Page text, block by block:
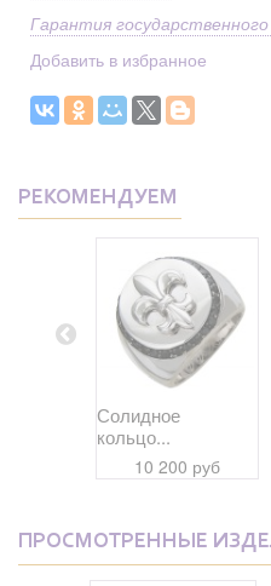
Гарантия
Добавить в избранное
РЕКОМЕНДУЕМ
Солидное
кольцо...
10 200 руб
ПРОСМОТРЕННЫЕ